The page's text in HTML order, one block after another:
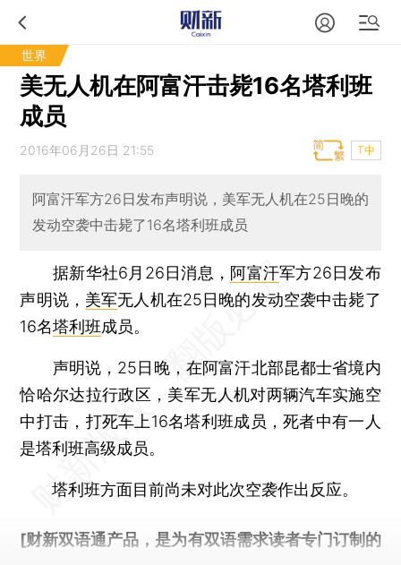
世界
美无人机在阿富汗击毙16名塔利班
成员
2016年06月26日 21:55 T中
阿富汗军方26日发布声明说，美军无人机在25日晚的
发动空袭中击毙了16名塔利班成员
据新华社6月26日消息， 阿富汗军方26日发布
声明说， 美军无人机在25日晚的发动空袭中击毙了
16名塔利班成员。
声明说，25日晚，在阿富汗北部昆都士省境内
恰哈尔达拉行政区，美军无人机对两辆汽车实施空
中打击，打死车上16名塔利班成员，死者中有一人
是塔利班高级成员。
塔利班方面目前尚未对此次空袭作出反应。
[财新双语通产品，是为有双语需求读者专门订制的